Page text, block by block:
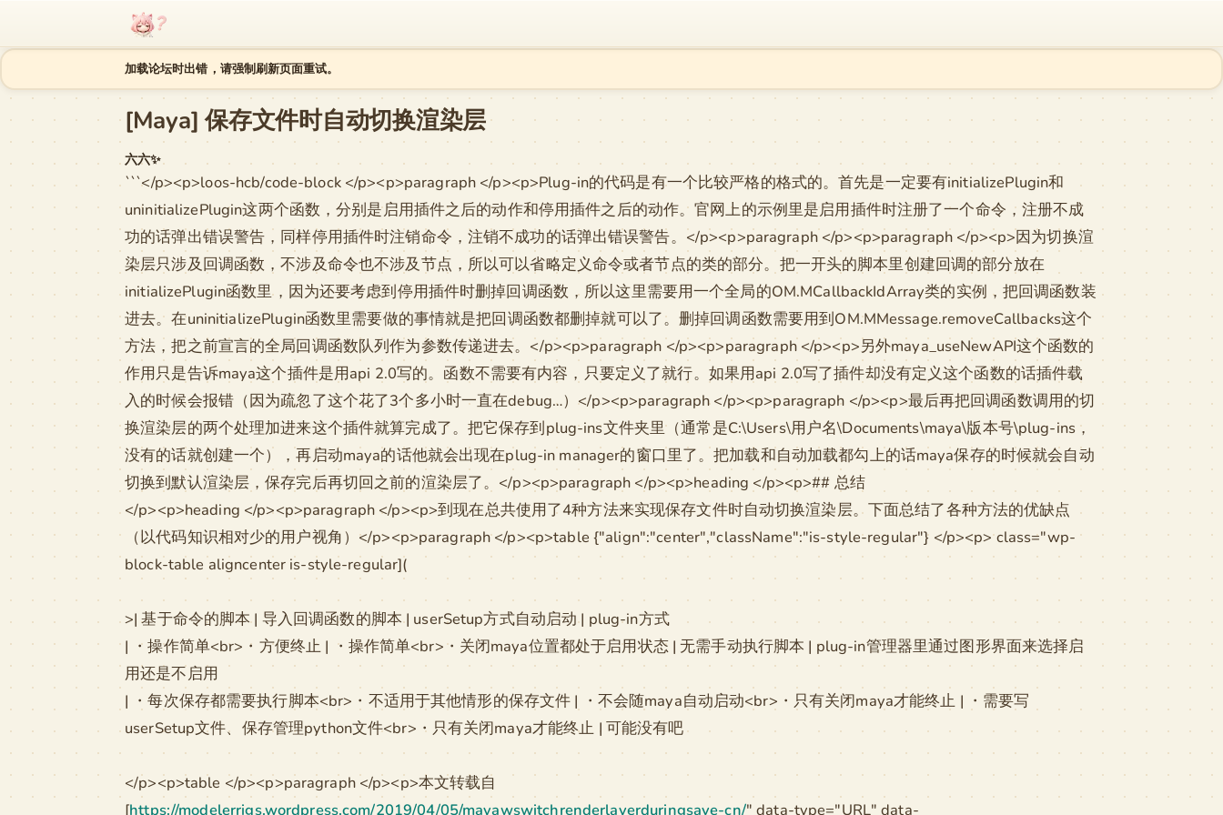
跳至内容
加载论坛时出错，请强制刷新页面重试。
[Maya] 保存文件时自动切换渲染层
六六✨
```</p><p>loos-hcb/code-block </p><p>paragraph </p><p>Plug-in的代码是有一个比较严格的格式的。首先是一定要有initializePlugin和
uninitializePlugin这两个函数，分别是启用插件之后的动作和停用插件之后的动作。官网上的示例里是启用插件时注册了一个命令，注册不成
功的话弹出错误警告，同样停用插件时注销命令，注销不成功的话弹出错误警告。</p><p>paragraph </p><p>paragraph </p><p>因为切换渲
染层只涉及回调函数，不涉及命令也不涉及节点，所以可以省略定义命令或者节点的类的部分。把一开头的脚本里创建回调的部分放在
initializePlugin函数里，因为还要考虑到停用插件时删掉回调函数，所以这里需要用一个全局的OM.MCallbackIdArray类的实例，把回调函数装
进去。在uninitializePlugin函数里需要做的事情就是把回调函数都删掉就可以了。删掉回调函数需要用到OM.MMessage.removeCallbacks这个
方法，把之前宣言的全局回调函数队列作为参数传递进去。</p><p>paragraph </p><p>paragraph </p><p>另外maya_useNewAPI这个函数的
作用只是告诉maya这个插件是用api 2.0写的。函数不需要有内容，只要定义了就行。如果用api 2.0写了插件却没有定义这个函数的话插件载
入的时候会报错（因为疏忽了这个花了3个多小时一直在debug…）</p><p>paragraph </p><p>paragraph </p><p>最后再把回调函数调用的切
换渲染层的两个处理加进来这个插件就算完成了。把它保存到plug-ins文件夹里（通常是C:\Users\用户名\Documents\maya\版本号\plug-ins，
没有的话就创建一个），再启动maya的话他就会出现在plug-in manager的窗口里了。把加载和自动加载都勾上的话maya保存的时候就会自动
切换到默认渲染层，保存完后再切回之前的渲染层了。</p><p>paragraph </p><p>heading </p><p>## 总结
</p><p>heading </p><p>paragraph </p><p>到现在总共使用了4种方法来实现保存文件时自动切换渲染层。下面总结了各种方法的优缺点
（以代码知识相对少的用户视角）</p><p>paragraph </p><p>table {"align":"center","className":"is-style-regular"} </p><p> class="wp-
block-table aligncenter is-style-regular](
>| 基于命令的脚本 | 导入回调函数的脚本 | userSetup方式自动启动 | plug-in方式
| ・操作简单<br>・方便终止 | ・操作简单<br>・关闭maya位置都处于启用状态 | 无需手动执行脚本 | plug-in管理器里通过图形界面来选择启
用还是不启用
| ・每次保存都需要执行脚本<br>・不适用于其他情形的保存文件 | ・不会随maya自动启动<br>・只有关闭maya才能终止 | ・需要写
userSetup文件、保存管理python文件<br>・只有关闭maya才能终止 | 可能没有吧
</p><p>table </p><p>paragraph </p><p>本文转载自
[https://modelerrigs.wordpress.com/2019/04/05/mayawswitchrenderlayerduringsave-cn/" data-type="URL" data-